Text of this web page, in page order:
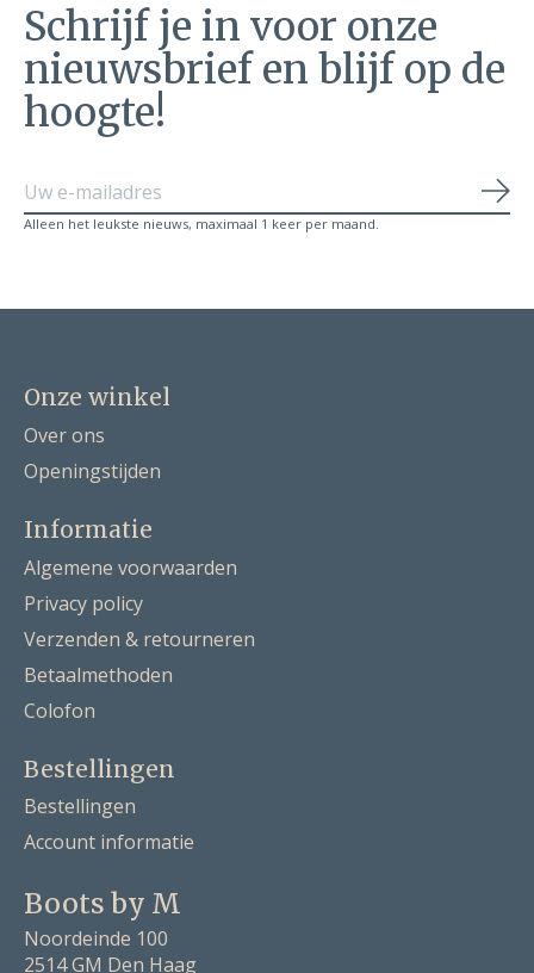
Schrijf je in voor onze
nieuwsbrief en blijf op de
hoogte!
Alleen het leukste nieuws, maximaal 1 keer per maand.
Onze winkel
Over ons
Openingstijden
Informatie
Algemene voorwaarden
Privacy policy
Verzenden & retourneren
Betaalmethoden
Colofon
Bestellingen
Bestellingen
Account informatie
Boots by M
Noordeinde 100
2514 GM Den Haag